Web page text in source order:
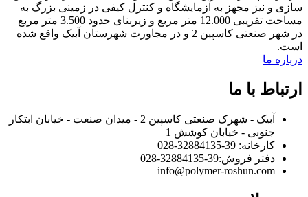
سازی و نیز مجهز به آزمایشگاه و کنترل کیفی در زمینی بزرگ به
مساحت تقریبی 12.000 متر مربع و زیربنای حدود 3.500 متر مربع
در شهر صنعتی کاسپین 2 و در مجاورت شهرستان آبیک واقع شده
است.
درباره ما
ارتباط با ما
آبیک - شهرک صنعتی کاسپین 2 - میدان صنعت - خیابان ابتکار
جنوبی - خیابان کوشش 1
کارخانه: 39-32884135-028
دفتر فروش:‌39-32884135-028
info@polymer-roshun.com